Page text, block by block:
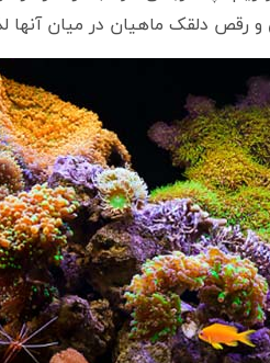
رقص دلقک ماهيان در ميان آنها